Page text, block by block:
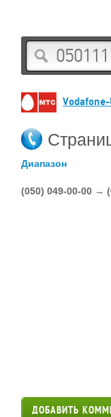
Диапазон
(050) 049-00-00 →
ДОБАВИТЬ